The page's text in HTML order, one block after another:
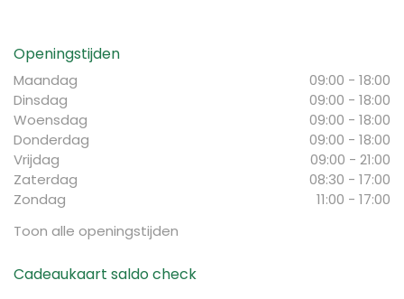
Openingstijden
Maandag
09:00 - 18:00
Dinsdag
09:00 - 18:00
Woensdag
09:00 - 18:00
Donderdag
09:00 - 18:00
Vrijdag
09:00 - 21:00
Zaterdag
08:30 - 17:00
Zondag
11:00 - 17:00
Toon alle openingstijden
Cadeaukaart saldo check